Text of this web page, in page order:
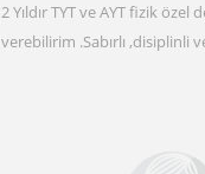
2 Yıldır TYT ve AYT fizik
verebilirim .Sabırlı ,disiplinli